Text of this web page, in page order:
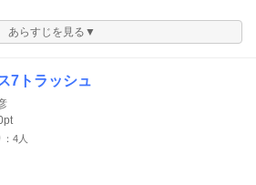
あらすじを見る▼
7トラッシュ
4人